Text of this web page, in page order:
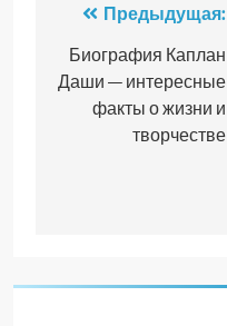
Навигация
по
записям
Предыдущая:
Биография Каплан
Даши — интересные
факты о жизни и
творчестве